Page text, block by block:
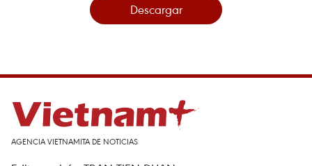
Descargar
AGENCIA VIETNAMITA DE NOTICIAS